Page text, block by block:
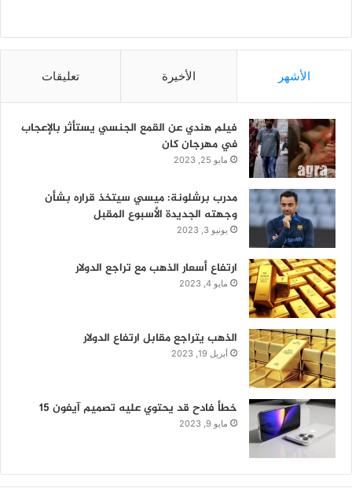
الأشهر الأخيرة تعليقات
فيلم هندي عن القمع الجنسي يستأثر بالإعجاب
في مهرجان كان
مايو 25, 2023
مدرب برشلونة: ميسي سيتخذ قراره بشأن
وجهته الجديدة الأسبوع المقبل
يونيو 3, 2023
ارتفاع أسعار الذهب مع تراجع الدولار
مايو 4, 2023
الذهب يتراجع مقابل ارتفاع الدولار
أبريل 19, 2023
خطأ فادح قد يحتوي عليه تصميم آيفون 15
مايو 9, 2023